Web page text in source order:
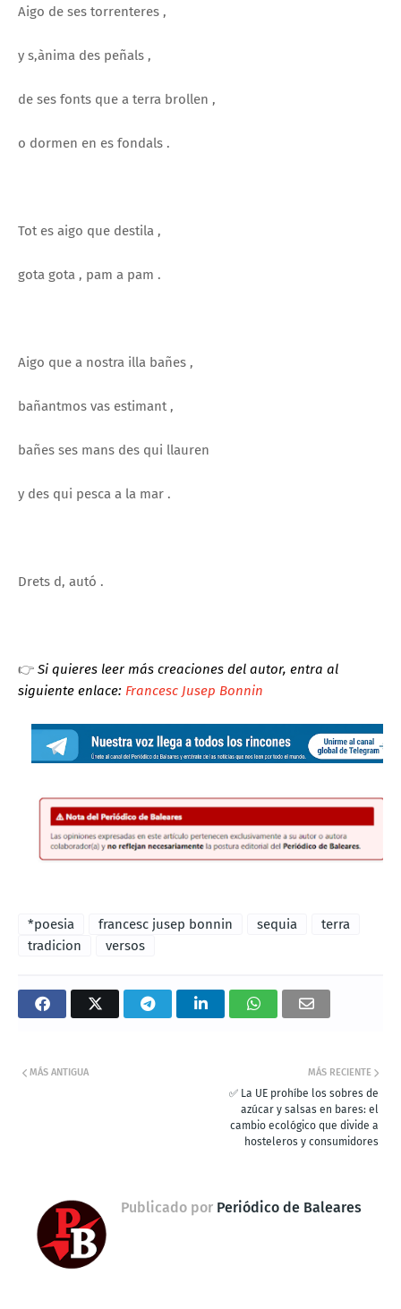
Aigo de ses torrenteres ,
y s,ànima des peñals ,
de ses fonts que a terra brollen ,
o dormen en es fondals .
Tot es aigo que destila ,
gota gota , pam a pam .
Aigo que a nostra illa bañes ,
bañantmos vas estimant ,
bañes ses mans des qui llauren
y des qui pesca a la mar .
Drets d, autó .
👉 Si quieres leer más creaciones del autor, entra al
siguiente enlace: Francesc Jusep Bonnin
*poesia francesc jusep bonnin sequia
terra
tradicion
versos
MÁS RECIENTE
✅ La UE prohíbe los sobres de
azúcar y salsas en bares: el
cambio ecológico que divide a
hosteleros y consumidores
MÁS ANTIGUA
Publicado por Periódico de Baleares